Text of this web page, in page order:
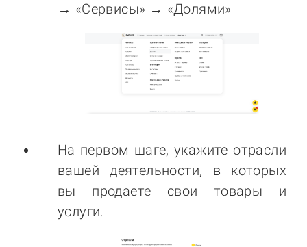
→ «Сервисы» → «Долями»
На первом шаге, укажите отрасли
вашей деятельности, в которых
вы продаете свои товары и
услуги.